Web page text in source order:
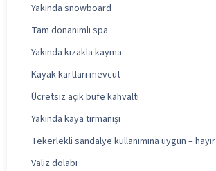
Yakında snowboard
Tam donanımlı spa
Yakında kızakla kayma
Kayak kartları mevcut
Ücretsiz açık büfe kahvaltı
Yakında kaya tırmanışı
Tekerlekli sandalye kullanımına uygun – hayır
Valiz dolabı